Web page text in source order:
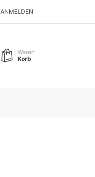
ANMELDEN
Waren
Korb